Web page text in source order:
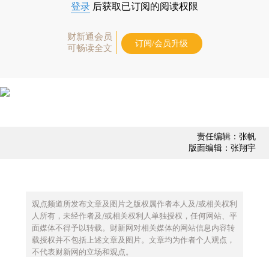
登录 后获取已订阅的阅读权限
财新通会员
可畅读全文
订阅/会员升级
责任编辑：张帆
版面编辑：张翔宇
观点频道所发布文章及图片之版权属作者本人及/或相关权利
人所有，未经作者及/或相关权利人单独授权，任何网站、平
面媒体不得予以转载。财新网对相关媒体的网站信息内容转
载授权并不包括上述文章及图片。文章均为作者个人观点，
不代表财新网的立场和观点。